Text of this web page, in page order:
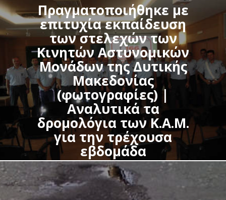
Πραγματοποιήθηκε με
επιτυχία εκπαίδευση
των στελεχών των
Κινητών Αστυνομικών
Μονάδων της Δυτικής
Μακεδονίας
(φωτογραφίες) |
Αναλυτικά τα
δρομολόγια των Κ.Α.Μ.
για την τρέχουσα
εβδομάδα